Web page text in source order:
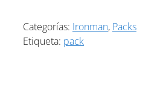
Categorías: Ironman, Packs
Etiqueta: pack